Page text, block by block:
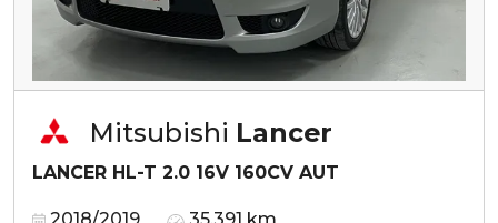
Mitsubishi Lancer
LANCER HL-T 2.0 16V 160CV AUT